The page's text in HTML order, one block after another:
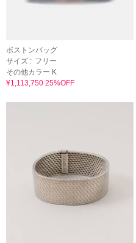
ボストンバッグ
サイズ : フリー
その他カラー K
¥1,113,750 25%OFF